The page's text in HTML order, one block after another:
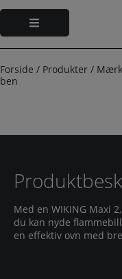
Hop
indholdet
Forside / Produkter /
ben
Med en WIKING Maxi
du kan nyde
en effektiv ovn med